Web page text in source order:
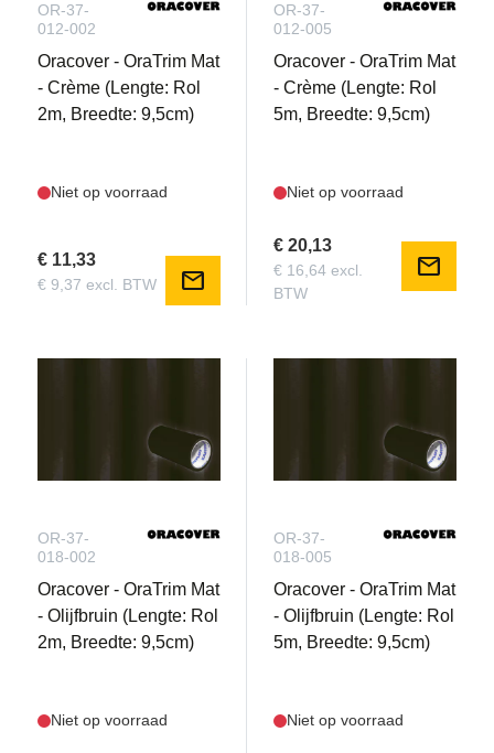
OR-37-
012-002
Oracover - OraTrim Mat
- Crème (Lengte: Rol
2m, Breedte: 9,5cm)
Niet op voorraad
€ 11,33
€ 9,37 excl. BTW mail
OR-37-
012-005
Oracover - OraTrim Mat
- Crème (Lengte: Rol
5m, Breedte: 9,5cm)
Niet op voorraad
€ 20,13
€ 16,64 excl.
BTW
mail
OR-37-
018-002
Oracover - OraTrim Mat
- Olijfbruin (Lengte: Rol
2m, Breedte: 9,5cm)
Niet op voorraad
OR-37-
018-005
Oracover - OraTrim Mat
- Olijfbruin (Lengte: Rol
5m, Breedte: 9,5cm)
Niet op voorraad